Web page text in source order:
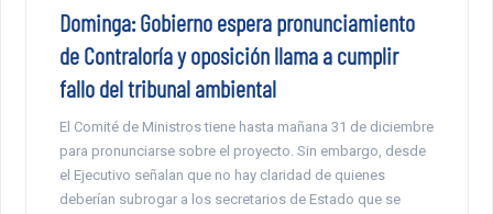
Dominga: Gobierno espera pronunciamiento
de Contraloría y oposición llama a cumplir
fallo del tribunal ambiental
El Comité de Ministros tiene hasta mañana 31 de diciembre
para pronunciarse sobre el proyecto. Sin embargo, desde
el Ejecutivo señalan que no hay claridad de quienes
deberían subrogar a los secretarios de Estado que se